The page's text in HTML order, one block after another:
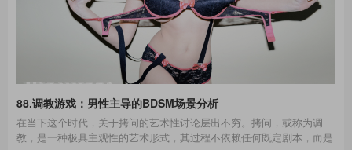
88.调教游戏：男性主导的BDSM场景分析
在当下这个时代，关于拷问的艺术性讨论层出不穷。拷问，或称为调
教，是一种极具主观性的艺术形式，其过程不依赖任何既定剧本，而是